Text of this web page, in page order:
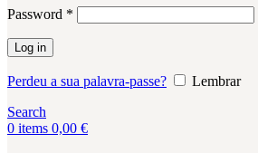
Password *
Log in
Perdeu a sua palavra-passe?
Lembrar
Search
0 items 0,00 €